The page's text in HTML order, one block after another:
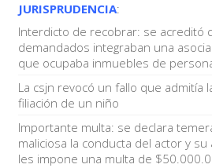
JURISPRUDENCIA:
Interdicto de recobrar: se acreditó
demandados integraban una
que ocupaba inmuebles de
La csjn revocó un fallo que admitía
filiación de un niño
Importante multa: se declara
maliciosa la conducta del actor y su
les impone una multa de